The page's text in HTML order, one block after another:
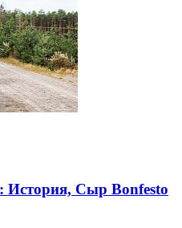
История, Сыр Bonfesto